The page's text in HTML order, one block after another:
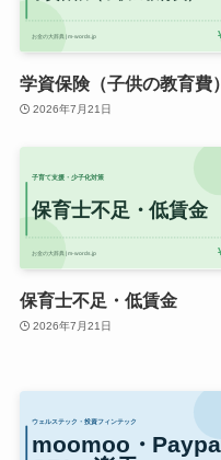
学資保険（子供の教育費）
2026年7月21日
保育士不足・低賃金
2026年7月21日